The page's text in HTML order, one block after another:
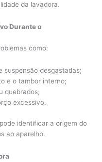
da lavadora.
Durante o
como:
suspensão desgastadas;
e o tambor interno;
quebrados;
excessivo.
identificar a origem do
ao aparelho.